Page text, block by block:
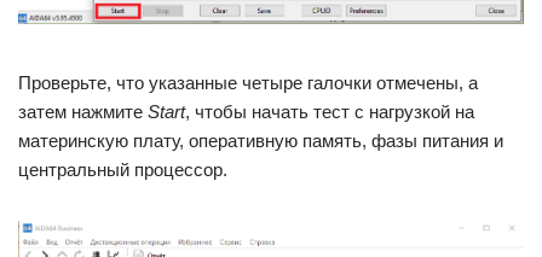
Проверьте, что указанные четыре галочки отмечены, а
затем нажмите Start, чтобы начать тест с нагрузкой на
материнскую плату, оперативную память, фазы питания и
центральный процессор.